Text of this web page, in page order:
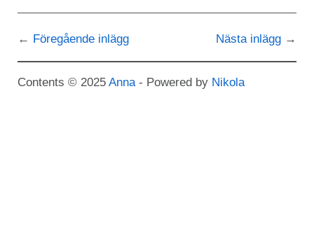
Föregående inlägg Nästa inlägg
Contents © 2025 Anna - Powered by Nikola